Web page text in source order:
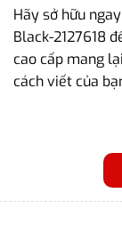
Hãy sở hữu
Black-2127618
cao cấp mang
cách viết của